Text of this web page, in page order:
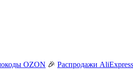
OZON 🎉 Распродажи AliExpress